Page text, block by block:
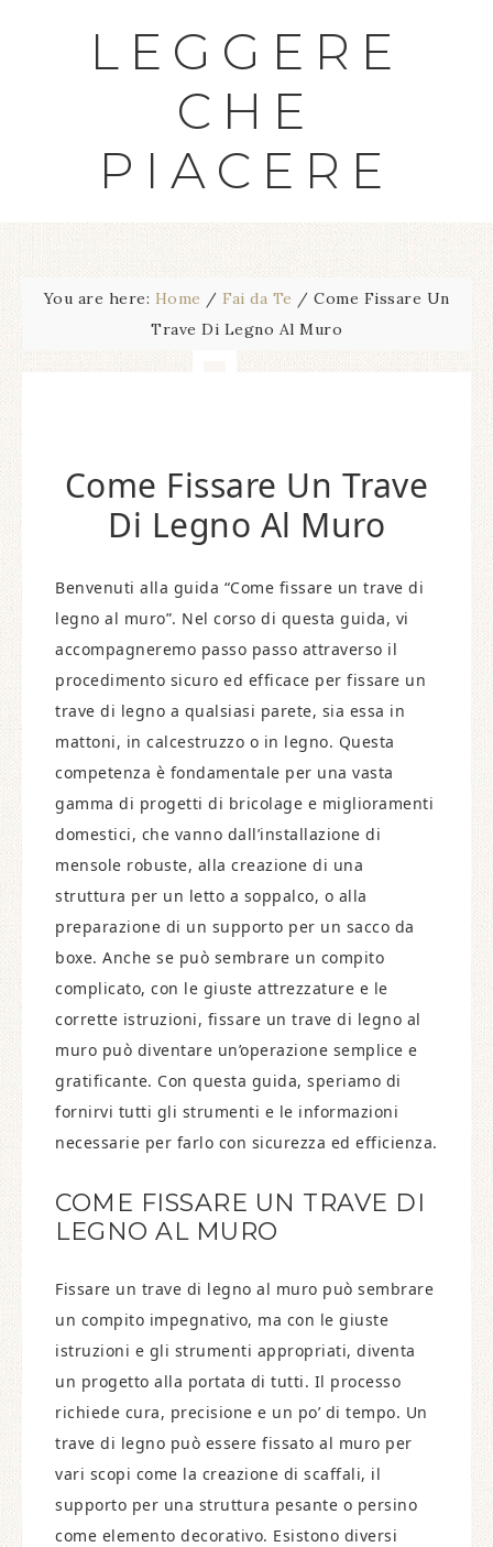
LEGGERE
CHE
PIACERE
You are here: Home / Fai da Te / Come Fissare Un
Trave Di Legno Al Muro
Come Fissare Un Trave
Di Legno Al Muro
Benvenuti alla guida “Come fissare un trave di
legno al muro”. Nel corso di questa guida, vi
accompagneremo passo passo attraverso il
procedimento sicuro ed efficace per fissare un
trave di legno a qualsiasi parete, sia essa in
mattoni, in calcestruzzo o in legno. Questa
competenza è fondamentale per una vasta
gamma di progetti di bricolage e miglioramenti
domestici, che vanno dall’installazione di
mensole robuste, alla creazione di una
struttura per un letto a soppalco, o alla
preparazione di un supporto per un sacco da
boxe. Anche se può sembrare un compito
complicato, con le giuste attrezzature e le
corrette istruzioni, fissare un trave di legno al
muro può diventare un’operazione semplice e
gratificante. Con questa guida, speriamo di
fornirvi tutti gli strumenti e le informazioni
necessarie per farlo con sicurezza ed efficienza.
COME FISSARE UN TRAVE DI
LEGNO AL MURO
Fissare un trave di legno al muro può sembrare
un compito impegnativo, ma con le giuste
istruzioni e gli strumenti appropriati, diventa
un progetto alla portata di tutti. Il processo
richiede cura, precisione e un po’ di tempo. Un
trave di legno può essere fissato al muro per
vari scopi come la creazione di scaffali, il
supporto per una struttura pesante o persino
come elemento decorativo. Esistono diversi